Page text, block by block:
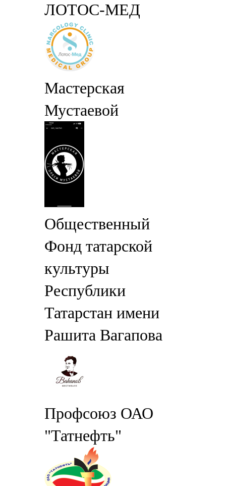
ЛОТОС-МЕД
Мастерская
Мустаевой
Общественный
Фонд татарской
культуры
Республики
Татарстан имени
Рашита Вагапова
Профсоюз ОАО
"Татнефть"